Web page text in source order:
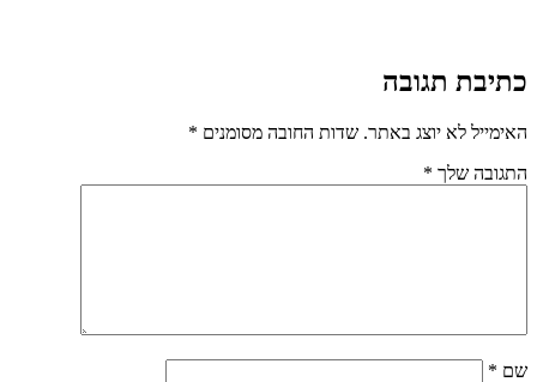
כתיבת תגובה
האימייל לא יוצג באתר. שדות החובה מסומנים *
התגובה שלך *
שם *